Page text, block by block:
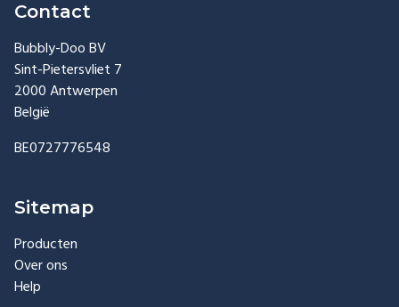
Contact
Bubbly-Doo BV
Sint-Pietersvliet 7
2000 Antwerpen
België
BE0727776548
Sitemap
Producten
Over ons
Help